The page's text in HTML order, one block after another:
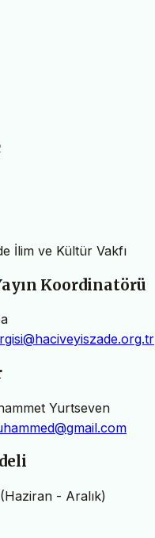
İlim ve Kültür Vakfı
Koordinatörü
Yurtseven
- Aralık)